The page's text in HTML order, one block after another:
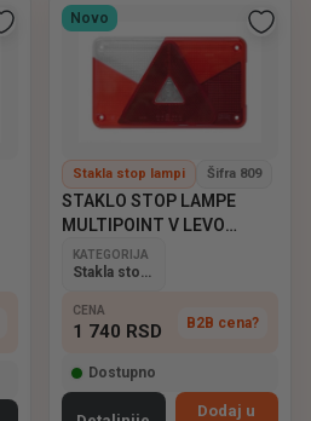
Novo
Stakla stop lampi Šifra 809
STAKLO STOP LAMPE
MULTIPOINT V LEVO
ASPOCK
KATEGORIJA
Stakla stop lampi
CENA
1 740 RSD B2B cena?
Dostupno
Dodaj u